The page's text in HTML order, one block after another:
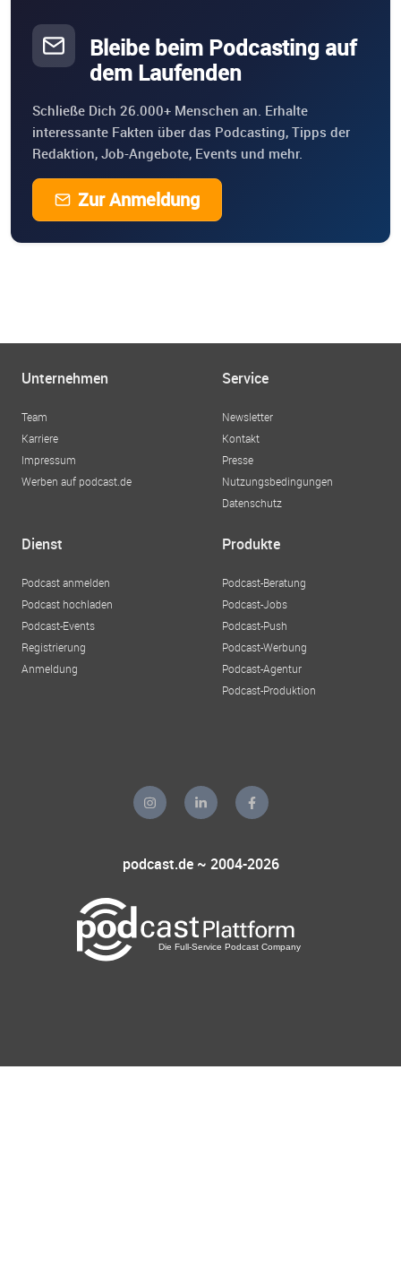
Bleibe beim Podcasting auf
dem Laufenden
Schließe Dich 26.000+ Menschen an. Erhalte
interessante Fakten über das Podcasting, Tipps der
Redaktion, Job-Angebote, Events und mehr.
Zur Anmeldung
Unternehmen
Team
Karriere
Impressum
Werben auf podcast.de
Service
Newsletter
Kontakt
Presse
Nutzungsbedingungen
Datenschutz
Dienst
Podcast anmelden
Podcast hochladen
Podcast-Events
Registrierung
Anmeldung
Produkte
Podcast-Beratung
Podcast-Jobs
Podcast-Push
Podcast-Werbung
Podcast-Agentur
Podcast-Produktion
podcast.de ~ 2004-2026